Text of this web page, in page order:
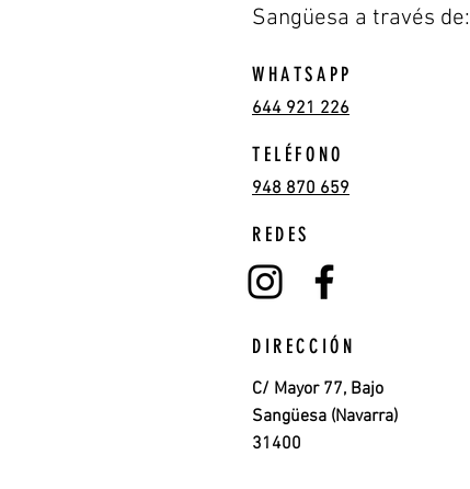
Sangüesa a través de:
WHATSAPP
644 921 226
TELÉFONO
948 870 659
REDES
DIRECCIÓN
C/ Mayor 77, Bajo
Sangüesa (Navarra)
31400